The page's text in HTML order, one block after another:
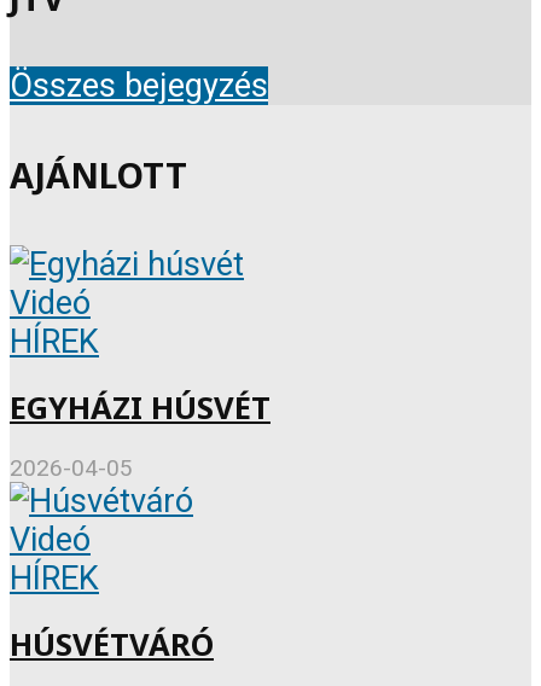
Összes bejegyzés
AJÁNLOTT
Videó
HÍREK
EGYHÁZI HÚSVÉT
2026-04-05
Videó
HÍREK
HÚSVÉTVÁRÓ